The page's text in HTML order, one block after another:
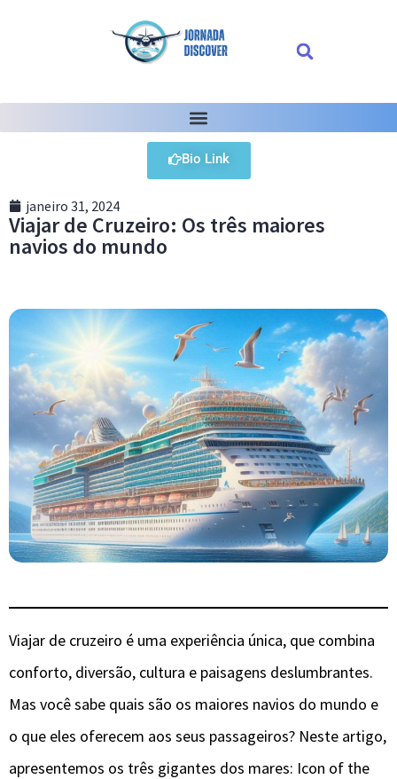
Bio Link
janeiro 31, 2024
Viajar de Cruzeiro: Os três maiores
navios do mundo
Viajar de cruzeiro é uma experiência única, que combina
conforto, diversão, cultura e paisagens deslumbrantes.
Mas você sabe quais são os maiores navios do mundo e
o que eles oferecem aos seus passageiros? Neste artigo,
apresentemos os três gigantes dos mares: Icon of the